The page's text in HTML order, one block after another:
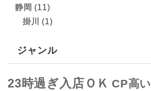
静岡 (11)
掛川
(1)
ジャンル
23時過ぎ入店ＯＫ CP高い